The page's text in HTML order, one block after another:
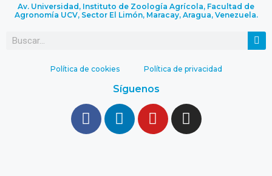
Av. Universidad, Instituto de Zoología Agrícola, Facultad de
Agronomía UCV, Sector El Limón, Maracay, Aragua, Venezuela.
Política de cookies Política de privacidad
Síguenos